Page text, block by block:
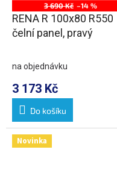
3 690 Kč –14 %
RENA R 100x80 R550
čelní panel, pravý
na objednávku
3 173 Kč
Do košíku
Novinka